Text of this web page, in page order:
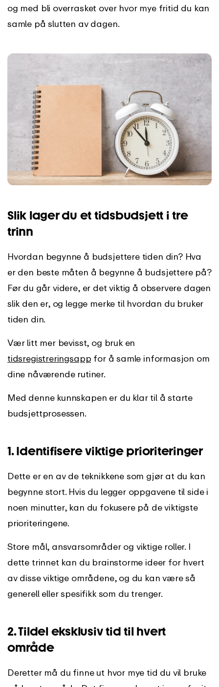
og med bli overrasket over hvor mye fritid du kan
samle på slutten av dagen.
Slik lager du et tidsbudsjett i tre
trinn
Hvordan begynne å budsjettere tiden din? Hva
er den beste måten å begynne å budsjettere på?
Før du går videre, er det viktig å observere dagen
slik den er, og legge merke til hvordan du bruker
tiden din.
Vær litt mer bevisst, og bruk en
tidsregistreringsapp for å samle informasjon om
dine nåværende rutiner.
Med denne kunnskapen er du klar til å starte
budsjettprosessen.
1. Identifisere viktige prioriteringer
Dette er en av de teknikkene som gjør at du kan
begynne stort. Hvis du legger oppgavene til side i
noen minutter, kan du fokusere på de viktigste
prioriteringene.
Store mål, ansvarsområder og viktige roller. I
dette trinnet kan du brainstorme ideer for hvert
av disse viktige områdene, og du kan være så
generell eller spesifikk som du trenger.
2. Tildel eksklusiv tid til hvert
område
Deretter må du finne ut hvor mye tid du vil bruke